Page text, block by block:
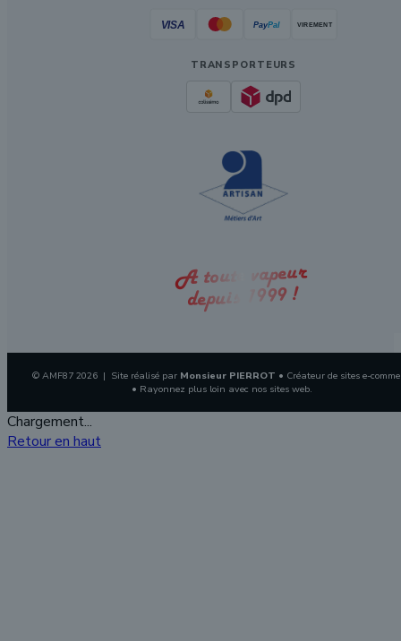
TRANSPORTEURS
A toute vapeur
depuis 1999 !
© AMF87 2026 | Site réalisé par Monsieur PIERROT • Créateur de sites e-
• Rayonnez plus loin avec nos sites web.
Chargement...
Retour en haut